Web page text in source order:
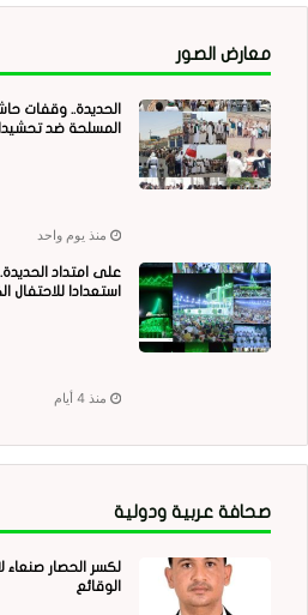
معارض الصور
الحديدة.. وقفات
المسلحة ضد
منذ يوم واحد
على امتداد
استعدادا للاحتفال
منذ 4 أيام
صحافة عربية ودولية
لكسر الحصار صنعاء
الوقائع